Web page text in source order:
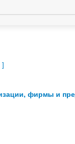
]
фирмы и